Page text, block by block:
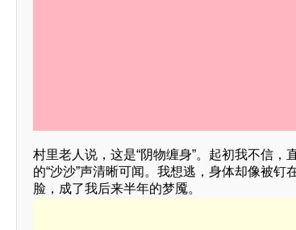
村里老人说，这是“阴物缠身”。起初我不信
的“沙沙”声清晰可闻。我想逃，身体却像被
脸，成了我后来半年的梦魇。